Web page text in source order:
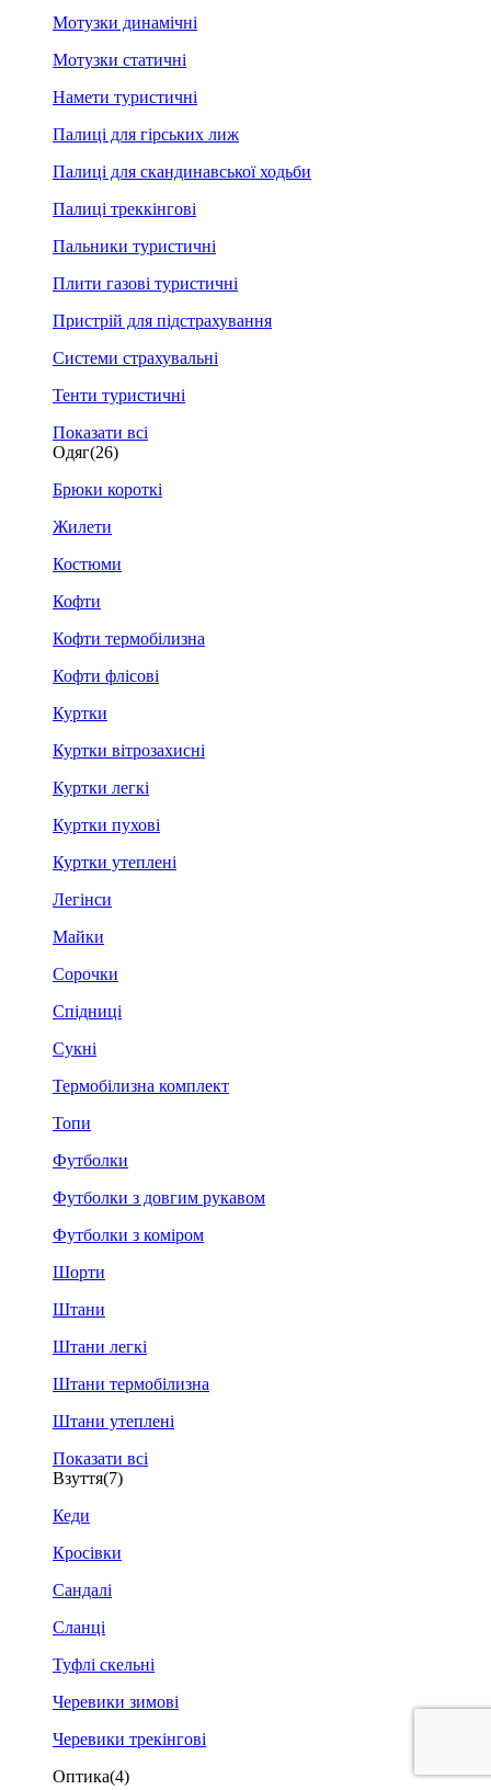
Мотузки динамічні
Мотузки статичні
Намети туристичні
Палиці для гірських лиж
Палиці для скандинавської ходьби
Палиці треккінгові
Пальники туристичні
Плити газові туристичні
Пристрій для підстрахування
Системи страхувальні
Тенти туристичні
Показати всі
Одяг(26)
Брюки короткі
Жилети
Костюми
Кофти
Кофти термобілизна
Кофти флісові
Куртки
Куртки вітрозахисні
Куртки легкі
Куртки пухові
Куртки утеплені
Легінси
Майки
Сорочки
Спідниці
Сукні
Термобілизна комплект
Топи
Футболки
Футболки з довгим рукавом
Футболки з коміром
Шорти
Штани
Штани легкі
Штани термобілизна
Штани утеплені
Показати всі
Взуття(7)
Кеди
Кросівки
Сандалі
Сланці
Туфлі скельні
Черевики зимові
Черевики трекінгові
Оптика(4)